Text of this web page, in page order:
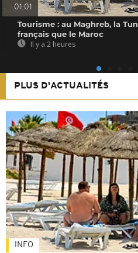
01:01
Tourisme : au Maghreb, la
français que le Maroc
Il y a 2 heures
PLUS D'ACTUALITÉS
INFO